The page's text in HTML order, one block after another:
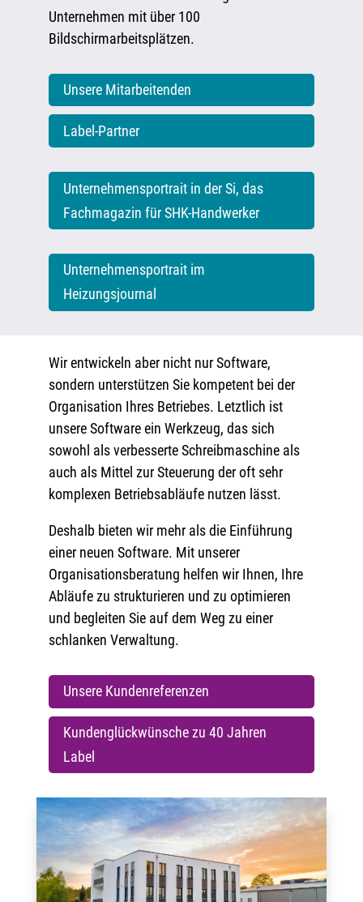
Unternehmen mit über 100
Bildschirmarbeitsplätzen.
Unsere Mitarbeitenden
Label-Partner
Unternehmensportrait in der Si, das
Fachmagazin für SHK-Handwerker
Unternehmensportrait im
Heizungsjournal
Wir entwickeln aber nicht nur Software,
sondern unterstützen Sie kompetent bei der
Organisation Ihres Betriebes. Letztlich ist
unsere Software ein Werkzeug, das sich
sowohl als verbesserte Schreibmaschine als
auch als Mittel zur Steuerung der oft sehr
komplexen Betriebsabläufe nutzen lässt.
Deshalb bieten wir mehr als die Einführung
einer neuen Software. Mit unserer
Organisationsberatung helfen wir Ihnen, Ihre
Abläufe zu strukturieren und zu optimieren
und begleiten Sie auf dem Weg zu einer
schlanken Verwaltung.
Unsere Kundenreferenzen
Kundenglückwünsche zu 40 Jahren
Label